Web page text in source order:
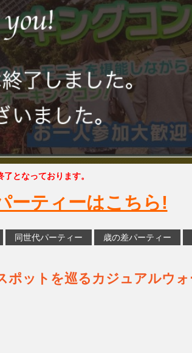
となっております。
ーティーはこちら!
同世代パーティー
歳の差パーティー
ポットを巡るカジュアルウォ